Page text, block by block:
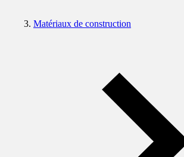
Matériaux de construction